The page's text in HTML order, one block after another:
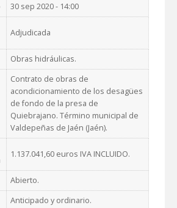
30 sep 2020 - 14:00
Adjudicada
Obras hidráulicas.
Contrato de obras de
acondicionamiento de los desagües
de fondo de la presa de
Quiebrajano. Término municipal de
Valdepeñas de Jaén (Jaén).
1.137.041,60 euros IVA INCLUIDO.
Abierto.
Anticipado y ordinario.